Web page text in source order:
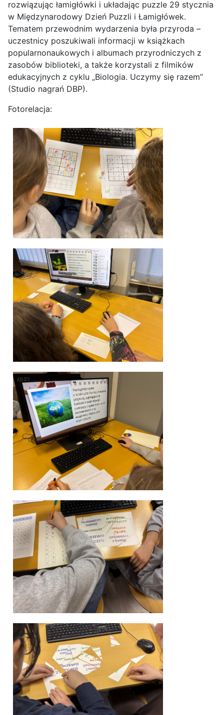
rozwiązując łamigłówki i układając puzzle 29 stycznia
w Międzynarodowy Dzień Puzzli i Łamigłówek.
Tematem przewodnim wydarzenia była przyroda –
uczestnicy poszukiwali informacji w książkach
popularnonaukowych i albumach przyrodniczych z
zasobów biblioteki, a także korzystali z filmików
edukacyjnych z cyklu „Biologia. Uczymy się razem”
(Studio nagrań DBP).
Fotorelacja: